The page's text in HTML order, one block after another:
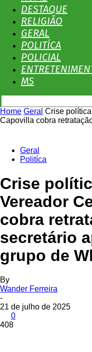
DESTAQUE
RELIGIÃO
GERAL
POLITÍCA
POLICIAL
MS
Home Geral Crise
Capovilla cobra
Geral
Politíca
Crise
Vereador
cobra
secretário
grupo de
By
Wander Ferreira
-
21 de julho de 2025
0
408